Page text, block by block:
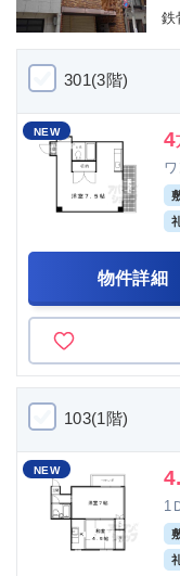
鉄
301(3階)
NEW 4
物件詳細
103(1階)
NEW
1